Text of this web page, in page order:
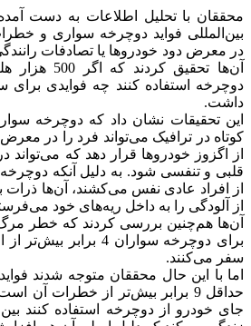
محققان با تحلیل اطلاعات به دست
بین‌المللی فواید دوچرخه سواری و
در معرض دود خودروها یا تصادفات
آن‌ها تحقیق
دوچرخه استفاده کنند چه فوایدی
داشت.
این تحقیقات نشان داد که دوچرخه
کوتاه در ترافیک می‌تواند فرد را در
از اگزوز خودروها قرار دهد که
قلبی و تنفسی شود. به دلیل آنکه دوچرخه
از افراد عادی نفس می‌کشند، آن‌ها ذرات
از آلودگی را به داخل ریه‌های خود
آن‌ها هم‌چنین بررسی کردند که خطر مرگ
برای دوچرخه سواران 4
سفر می‌کنند.
اما با این حال محققان متوجه شدند
حداقل 9 برابر بیش‌تر از خطرات